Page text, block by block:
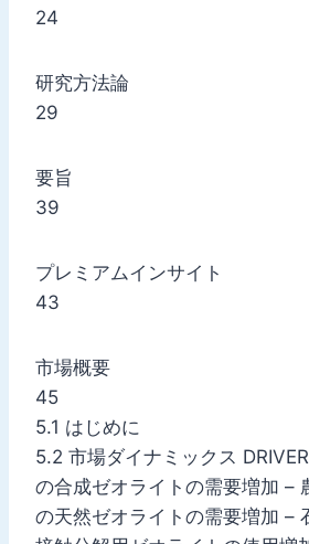
24
研究方法論
29
要旨
39
プレミアムインサイト
43
市場概要
45
5.1 はじめに
5.2 市場ダイナミックス
の合成ゼオライトの需要増加 –
の天然ゼオライトの需要増加 –